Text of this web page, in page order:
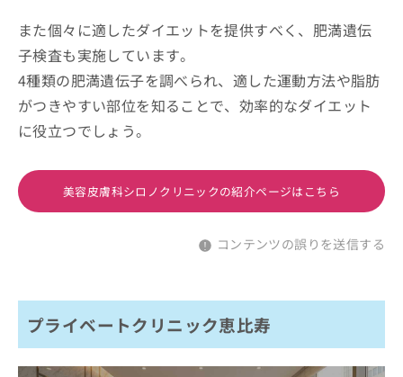
また個々に適したダイエットを提供すべく、肥満遺伝
子検査も実施しています。
4種類の肥満遺伝子を調べられ、適した運動方法や脂肪
がつきやすい部位を知ることで、効率的なダイエット
に役立つでしょう。
美容皮膚科シロノクリニックの紹介ページはこちら
コンテンツの誤りを送信する
プライベートクリニック恵比寿